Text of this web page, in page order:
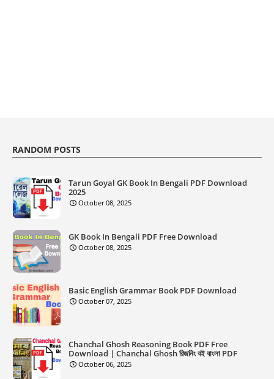
RANDOM POSTS
Tarun Goyal GK Book In Bengali PDF Download
2025
October 08, 2025
GK Book In Bengali PDF Free Download
October 08, 2025
Basic English Grammar Book PDF Download
October 07, 2025
Chanchal Ghosh Reasoning Book PDF Free
Download | Chanchal Ghosh রিজনিং বই বাংলা PDF
October 06, 2025